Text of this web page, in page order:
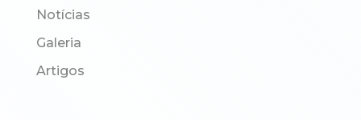
Notícias
Galeria
Artigos